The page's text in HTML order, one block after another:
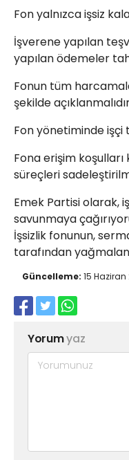
Fon yalnızca işsiz
İşverene yapılan
yapılan ödemeler
Fonun tüm
şekilde
Fon yönetiminde işçi
Fona erişim koşulları
süreçleri
Emek Partisi olarak,
savunmaya
İşsizlik fonunun,
tarafından
Güncelleme: 15 Haziran
Yorumyaz